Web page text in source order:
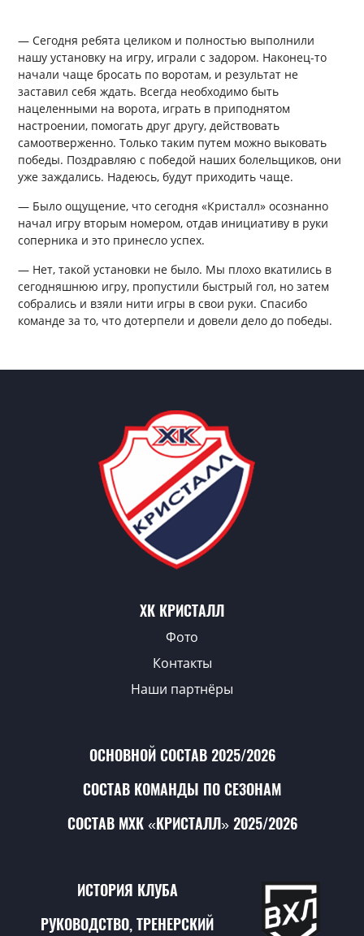
— Сегодня ребята целиком и полностью выполнили
нашу установку на игру, играли с задором. Наконец-то
начали чаще бросать по воротам, и результат не
заставил себя ждать. Всегда необходимо быть
нацеленными на ворота, играть в приподнятом
настроении, помогать друг другу, действовать
самоотверженно. Только таким путем можно выковать
победы. Поздравляю с победой наших болельщиков, они
уже заждались. Надеюсь, будут приходить чаще.
— Было ощущение, что сегодня «Кристалл» осознанно
начал игру вторым номером, отдав инициативу в руки
соперника и это принесло успех.
— Нет, такой установки не было. Мы плохо вкатились в
сегодняшнюю игру, пропустили быстрый гол, но затем
собрались и взяли нити игры в свои руки. Спасибо
команде за то, что дотерпели и довели дело до победы.
ХК КРИСТАЛЛ
Фото
Контакты
Наши партнёры
ОСНОВНОЙ СОСТАВ 2025/2026
СОСТАВ КОМАНДЫ ПО СЕЗОНАМ
СОСТАВ МХК «КРИСТАЛЛ» 2025/2026
ИСТОРИЯ КЛУБА
РУКОВОДСТВО, ТРЕНЕРСКИЙ